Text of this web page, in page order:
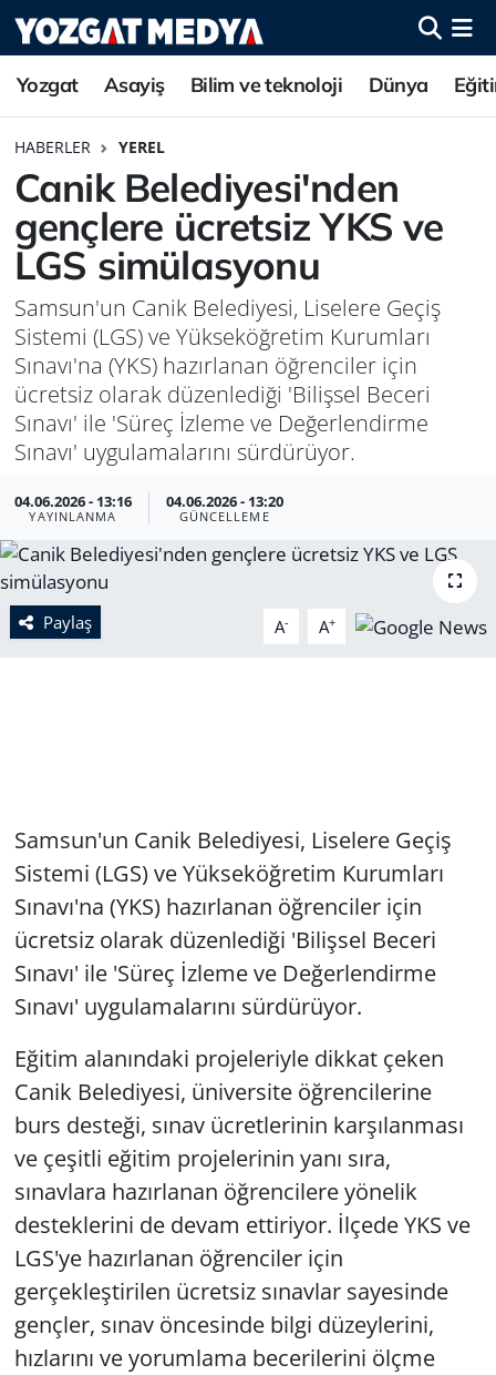
Yozgat Asayiş Bilim ve teknoloji Dünya
HABERLER YEREL
Canik Belediyesi'nden
gençlere ücretsiz YKS ve
LGS simülasyonu
Samsun'un Canik Belediyesi, Liselere Geçiş
Sistemi (LGS) ve Yükseköğretim Kurumları
Sınavı'na (YKS) hazırlanan öğrenciler için
ücretsiz olarak düzenlediği 'Bilişsel Beceri
Sınavı' ile 'Süreç İzleme ve Değerlendirme
Sınavı' uygulamalarını sürdürüyor.
04.06.2026 - 13:16
YAYINLANMA
04.06.2026 - 13:20
GÜNCELLEME
Paylaş A- A+
Samsun'un Canik Belediyesi, Liselere Geçiş
Sistemi (LGS) ve Yükseköğretim Kurumları
Sınavı'na (YKS) hazırlanan öğrenciler için
ücretsiz olarak düzenlediği 'Bilişsel Beceri
Sınavı' ile 'Süreç İzleme ve Değerlendirme
Sınavı' uygulamalarını sürdürüyor.
Eğitim alanındaki projeleriyle dikkat çeken
Canik Belediyesi, üniversite öğrencilerine
burs desteği, sınav ücretlerinin karşılanması
ve çeşitli eğitim projelerinin yanı sıra,
sınavlara hazırlanan öğrencilere yönelik
desteklerini de devam ettiriyor. İlçede YKS ve
LGS'ye hazırlanan öğrenciler için
gerçekleştirilen ücretsiz sınavlar sayesinde
gençler, sınav öncesinde bilgi düzeylerini,
hızlarını ve yorumlama becerilerini ölçme